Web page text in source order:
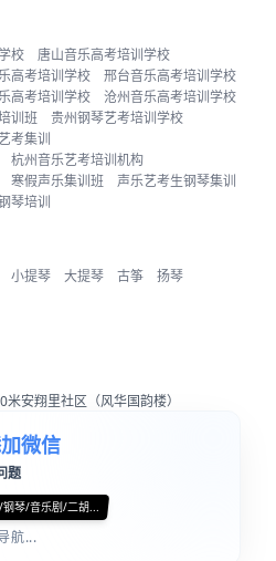
校
唐山音乐高考培训学校
高考培训学校
邢台音乐高考培训学校
高考培训学校
沧州音乐高考培训学校
训班
贵州钢琴艺考培训学校
考集训
杭州音乐艺考培训机构
寒假声乐集训班
声乐艺考生钢琴集训
琴培训
小提琴 大提琴 古筝 扬琴
安翔里社区（风华国韵楼）
微信
题
琴/音乐剧/二胡...
航...